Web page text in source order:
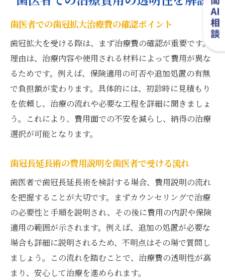
歯医者での歯冠拡大治療費の確認ポイント
歯冠拡大を受ける際は、まず治療費の確認が重要です。
理由は、治療内容や使用される材料によって費用が異な
るためです。例えば、保険適用の可否や追加処置の有無
で負担額が変わります。具体的には、初診時に見積もり
を依頼し、治療の流れや必要な工程を詳細に聞きましょ
う。これにより、費用面での不安を減らし、納得の治療
選択が可能となります。
歯冠長延長術の費用説明を歯医者で受ける流れ
歯医者で歯冠長延長術を検討する場合、費用説明の流れ
を把握することが大切です。まずカウンセリングで治療
の必要性と手順を説明され、その後に費用の内訳や保険
適用の範囲が示されます。例えば、追加の処置が必要な
場合も詳細に説明されるため、不明点はその場で質問し
ましょう。この流れを踏むことで、治療費の透明性が高
まり、安心して治療を進められます。